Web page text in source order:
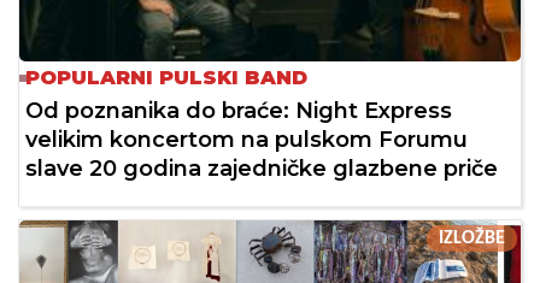
POPULARNI PULSKI BAND
Od poznanika do braće: Night Express
velikim koncertom na pulskom Forumu
slave 20 godina zajedničke glazbene priče
IZLOŽBE